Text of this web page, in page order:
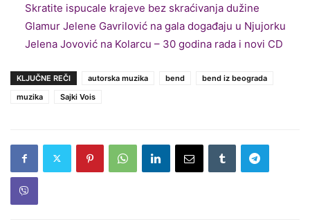
Skratite ispucale krajeve bez skraćivanja dužine
Glamur Jelene Gavrilović na gala događaju u Njujorku
Jelena Jovović na Kolarcu – 30 godina rada i novi CD
KLJUČNE REČI autorska muzika bend
bend iz beograda
muzika
Sajki Vois